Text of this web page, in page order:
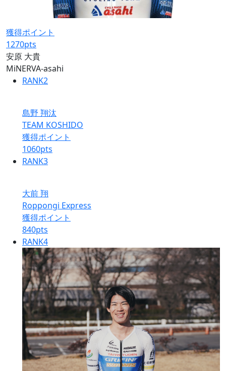
獲得ポイント
1270pts
安原 大貴
MiNERVA-asahi
RANK2
島野 翔汰
TEAM KOSHIDO
獲得ポイント
1060pts
RANK3
大前 翔
Roppongi Express
獲得ポイント
840pts
RANK4